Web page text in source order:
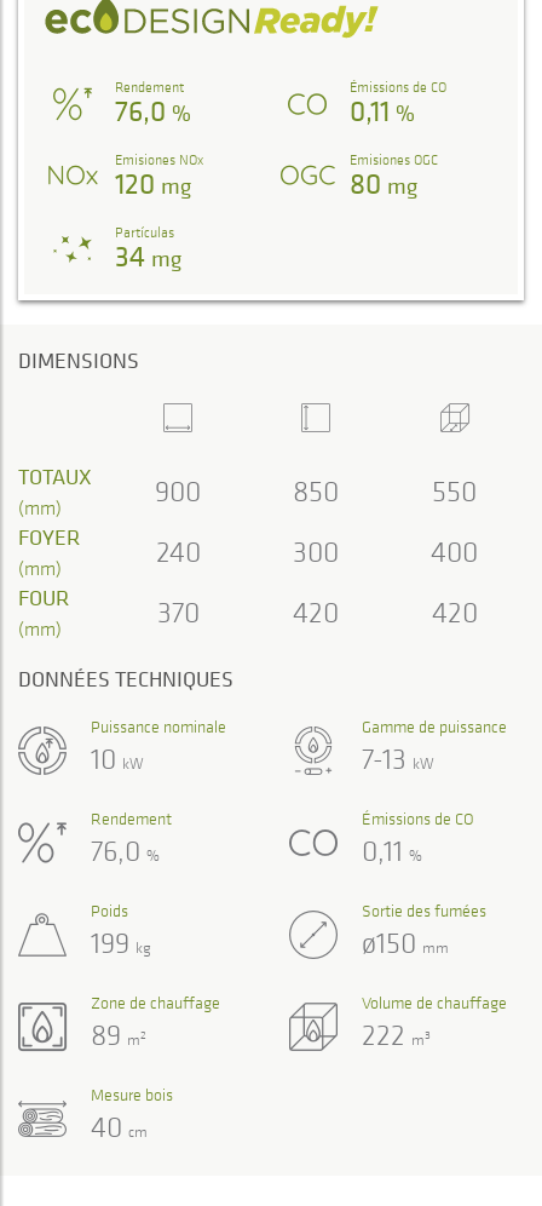
Rendement
76,0 %
Émissions de CO
0,11 %
Emisiones NOx
120 mg
Emisiones OGC
80 mg
Partículas
34 mg
DIMENSIONS
TOTAUX
(mm) 900 850 550
FOYER
(mm) 240 300 400
FOUR
(mm) 370 420 420
DONNÉES TECHNIQUES
Gamme de puissance
7-13 kW
Puissance nominale
10 kW
Rendement
76,0 %
Émissions de CO
0,11 %
Volume de chauffage
222 m3
Zone de chauffage
89 m2
Poids
199 kg
Sortie des fumées
ø150 mm
Mesure bois
40 cm